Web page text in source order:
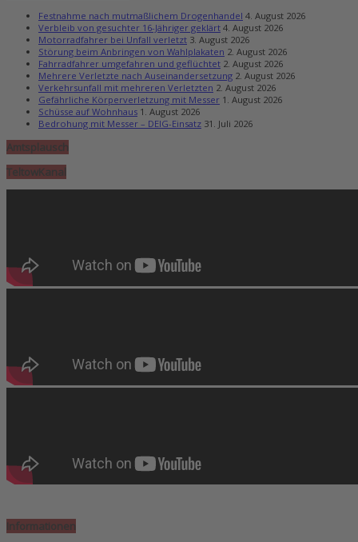
Festnahme nach mutmaßlichem Drogenhandel 4. August 2026
Verbleib von gesuchter 16-Jähriger geklärt 4. August 2026
Motorradfahrer bei Unfall verletzt 3. August 2026
Störung beim Anbringen von Wahlplakaten 2. August 2026
Fahrradfahrer umgefahren und geflüchtet 2. August 2026
Mehrere Verletzte nach Auseinandersetzung 2. August 2026
Verkehrsunfall mit mehreren Verletzten 2. August 2026
Gefährliche Körperverletzung mit Messer 1. August 2026
Schüsse auf Wohnhaus 1. August 2026
Bedrohung mit Messer – DEIG-Einsatz 31. Juli 2026
Amtsplausch
TeltowKanal
Informationen